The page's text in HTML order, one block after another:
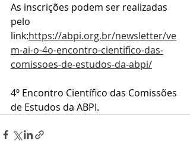
As inscrições podem ser realizadas
pelo
link:https://abpi.org.br/newsletter/ve
m-ai-o-4o-encontro-cientifico-das-
comissoes-de-estudos-da-abpi/
4º Encontro Científico das Comissões
de Estudos da ABPI.